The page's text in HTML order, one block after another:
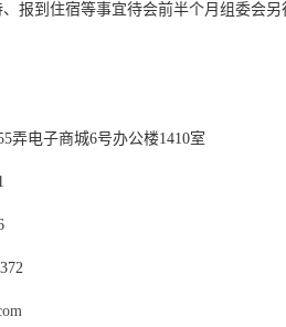
报到住宿等事宜待会前半个月组委会
弄电子商城6号办公楼1410室